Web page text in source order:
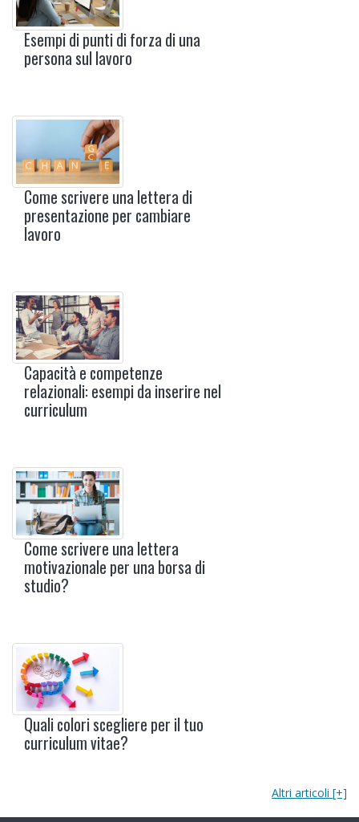
Esempi di punti di forza di una
persona sul lavoro
Come scrivere una lettera di
presentazione per cambiare
lavoro
Capacità e competenze
relazionali: esempi da inserire nel
curriculum
Come scrivere una lettera
motivazionale per una borsa di
studio?
Quali colori scegliere per il tuo
curriculum vitae?
Altri articoli [+]